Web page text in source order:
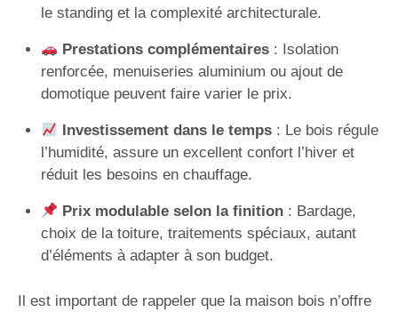
le standing et la complexité architecturale.
Prestations complémentaires: Isolation
renforcée, menuiseries aluminium ou ajout de
domotique peuvent faire varier le prix.
Investissement dans le temps: Le bois régule
l’humidité, assure un excellent confort l’hiver et
réduit les besoins en chauffage.
Prix modulable selon la finition: Bardage,
choix de la toiture, traitements spéciaux, autant
d’éléments à adapter à son budget.
Il est important de rappeler que la maison bois n’offre